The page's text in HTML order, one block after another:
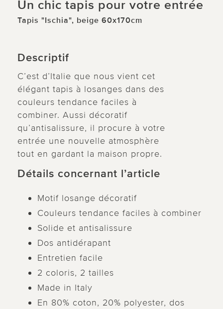
Un chic tapis pour votre entrée
Tapis "Ischia", beige 60x170cm
Descriptif
C’est d’Italie que nous vient cet
élégant tapis à losanges dans des
couleurs tendance faciles à
combiner. Aussi décoratif
qu’antisalissure, il procure à votre
entrée une nouvelle atmosphère
tout en gardant la maison propre.
Détails concernant l’article
Motif losange décoratif
Couleurs tendance faciles à combiner
Solide et antisalissure
Dos antidérapant
Entretien facile
2 coloris, 2 tailles
Made in Italy
En 80% coton, 20% polyester, dos